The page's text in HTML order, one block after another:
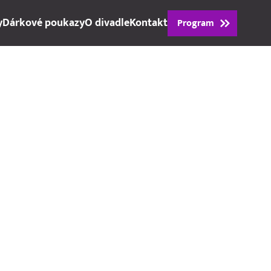
Dárkové poukazyO divadleKontakt Program